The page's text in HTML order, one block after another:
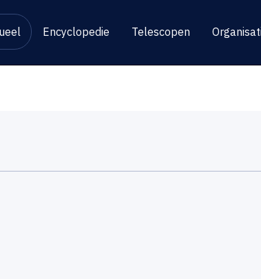
Encyclopedie Telescopen